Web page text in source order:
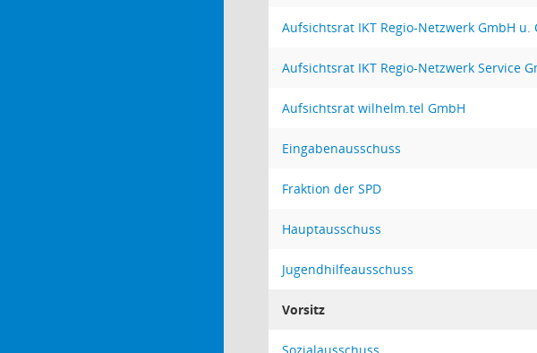
Aufsichtsrat IKT Regio-Netzwerk GmbH u.
Aufsichtsrat IKT Regio-Netzwerk Service
Aufsichtsrat wilhelm.tel GmbH
Eingabenausschuss
Fraktion der SPD
Hauptausschuss
Jugendhilfeausschuss
Vorsitz